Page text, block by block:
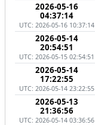
2026-05-16
04:37:14
UTC: 2026-05-16 10:37:14
2026-05-14
20:54:51
UTC: 2026-05-15 02:54:51
2026-05-14
17:22:55
UTC: 2026-05-14 23:22:55
2026-05-13
21:36:56
UTC: 2026-05-14 03:36:56